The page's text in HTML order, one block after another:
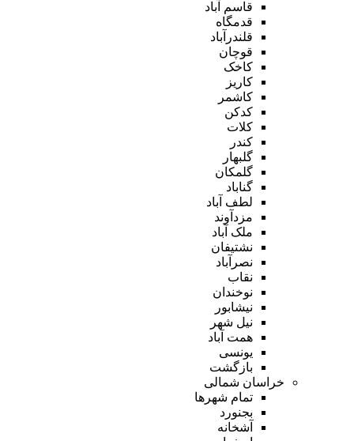
قاسم آباد
قدمگاه
قلندرآباد
قوچان
کاخک
کاریز
کاشمر
کدکن
کلات
کندر
گلبهار
گلمکان
گناباد
لطف آباد
مزدآوند
ملک آباد
نشتیفان
نصرآباد
نقاب
نوخندان
نیشابور
نیل شهر
همت آباد
یونسی
بازگشت
خراسان شمالی
تمام شهر‌ها
بجنورد
آشخانه